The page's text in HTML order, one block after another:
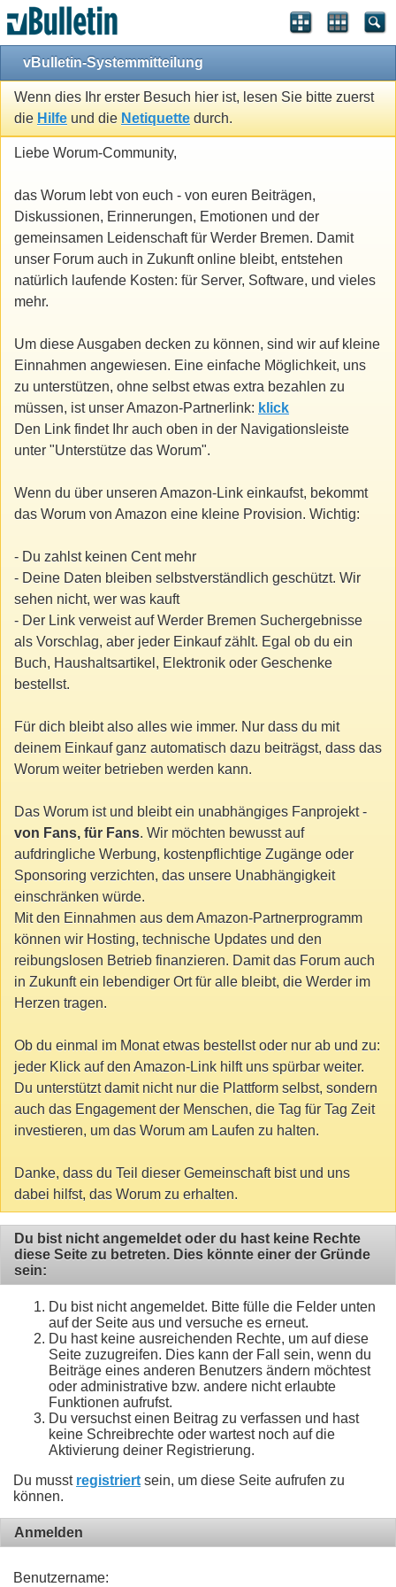
vBulletin-Systemmitteilung
Wenn dies Ihr erster Besuch hier ist, lesen Sie bitte zuerst
die Hilfe und die Netiquette durch.
Liebe Worum-Community,
das Worum lebt von euch - von euren Beiträgen,
Diskussionen, Erinnerungen, Emotionen und der
gemeinsamen Leidenschaft für Werder Bremen. Damit
unser Forum auch in Zukunft online bleibt, entstehen
natürlich laufende Kosten: für Server, Software, und vieles
mehr.
Um diese Ausgaben decken zu können, sind wir auf kleine
Einnahmen angewiesen. Eine einfache Möglichkeit, uns
zu unterstützen, ohne selbst etwas extra bezahlen zu
müssen, ist unser Amazon-Partnerlink: klick
Den Link findet Ihr auch oben in der Navigationsleiste
unter "Unterstütze das Worum".
Wenn du über unseren Amazon-Link einkaufst, bekommt
das Worum von Amazon eine kleine Provision. Wichtig:
- Du zahlst keinen Cent mehr
- Deine Daten bleiben selbstverständlich geschützt. Wir
sehen nicht, wer was kauft
- Der Link verweist auf Werder Bremen Suchergebnisse
als Vorschlag, aber jeder Einkauf zählt. Egal ob du ein
Buch, Haushaltsartikel, Elektronik oder Geschenke
bestellst.
Für dich bleibt also alles wie immer. Nur dass du mit
deinem Einkauf ganz automatisch dazu beiträgst, dass das
Worum weiter betrieben werden kann.
Das Worum ist und bleibt ein unabhängiges Fanprojekt -
von Fans, für Fans. Wir möchten bewusst auf
aufdringliche Werbung, kostenpflichtige Zugänge oder
Sponsoring verzichten, das unsere Unabhängigkeit
einschränken würde.
Mit den Einnahmen aus dem Amazon-Partnerprogramm
können wir Hosting, technische Updates und den
reibungslosen Betrieb finanzieren. Damit das Forum auch
in Zukunft ein lebendiger Ort für alle bleibt, die Werder im
Herzen tragen.
Ob du einmal im Monat etwas bestellst oder nur ab und zu:
jeder Klick auf den Amazon-Link hilft uns spürbar weiter.
Du unterstützt damit nicht nur die Plattform selbst, sondern
auch das Engagement der Menschen, die Tag für Tag Zeit
investieren, um das Worum am Laufen zu halten.
Danke, dass du Teil dieser Gemeinschaft bist und uns
dabei hilfst, das Worum zu erhalten.
Du bist nicht angemeldet oder du hast keine Rechte
diese Seite zu betreten. Dies könnte einer der Gründe
sein:
Du bist nicht angemeldet. Bitte fülle die Felder unten
auf der Seite aus und versuche es erneut.
Du hast keine ausreichenden Rechte, um auf diese
Seite zuzugreifen. Dies kann der Fall sein, wenn du
Beiträge eines anderen Benutzers ändern möchtest
oder administrative bzw. andere nicht erlaubte
Funktionen aufrufst.
Du versuchst einen Beitrag zu verfassen und hast
keine Schreibrechte oder wartest noch auf die
Aktivierung deiner Registrierung.
Du musst registriert sein, um diese Seite aufrufen zu
können.
Anmelden
Benutzername: